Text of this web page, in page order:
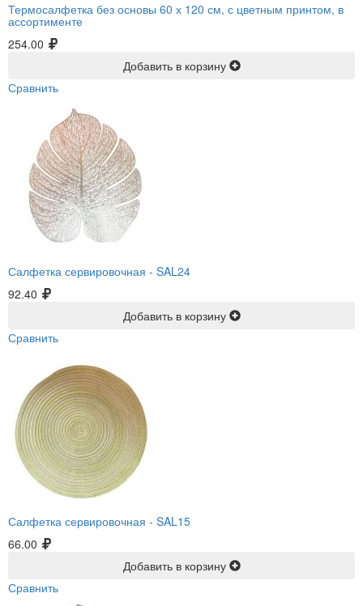
Термосалфетка без основы 60 х 120 см, с цветным принтом, в
ассортименте
254.00
Добавить в корзину
Сравнить
Салфетка сервировочная - SAL24
92.40
Добавить в корзину
Сравнить
Салфетка сервировочная - SAL15
66.00
Добавить в корзину
Сравнить